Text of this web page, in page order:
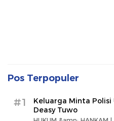
Pos Terpopuler
#1
Keluarga Minta Polisi
Deasy Tuwo